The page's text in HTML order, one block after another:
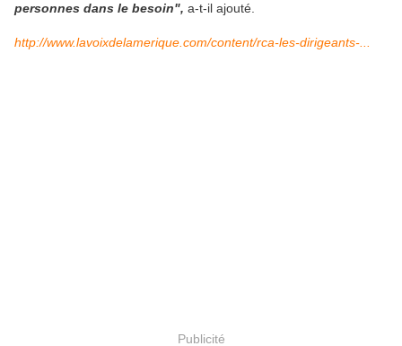
personnes dans le besoin", a-t-il ajouté.
http://www.lavoixdelamerique.com/content/rca-les-dirigeants-...
Publicité